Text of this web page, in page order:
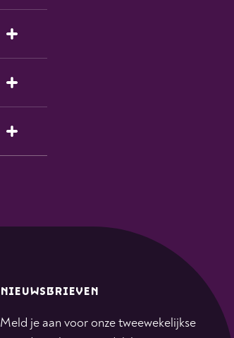
NIEUWSBRIEVEN
Meld je aan voor onze tweewekelijkse